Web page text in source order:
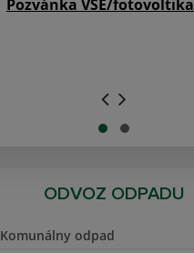
Pozvánka VSE/fotovoltika
ODVOZ ODPADU
Komunálny odpad